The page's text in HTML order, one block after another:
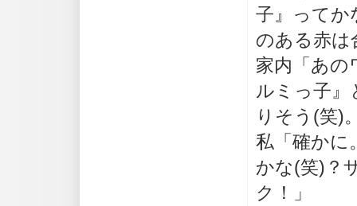
子』ってか
のある赤は
家内「あの
ルミっ子
りそう(笑)
私「確かに
かな(笑)？
ク！」